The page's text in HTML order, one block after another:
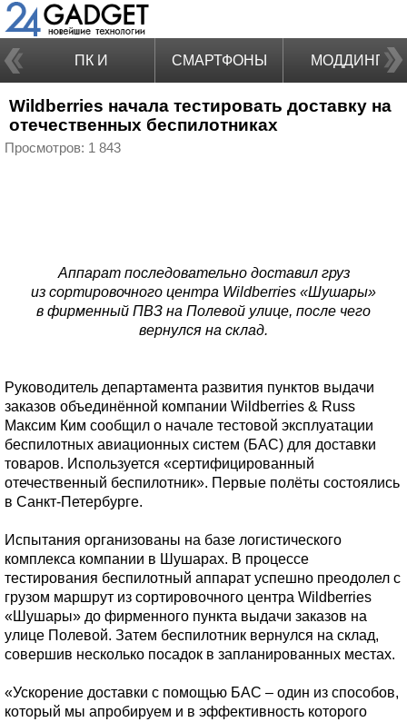
ПК И
НОУТБУКИ
СМАРТФОНЫ МОДДИНГ
Wildberries начала тестировать доставку на
отечественных беспилотниках
Просмотров: 1 843
Аппарат последовательно доставил груз
из сортировочного центра Wildberries «Шушары»
в фирменный ПВЗ на Полевой улице, после чего
вернулся на склад.
Руководитель департамента развития пунктов выдачи
заказов объединённой компании Wildberries & Russ
Максим Ким сообщил о начале тестовой эксплуатации
беспилотных авиационных систем (БАС) для доставки
товаров. Используется «сертифицированный
отечественный беспилотник». Первые полёты состоялись
в Санкт-Петербурге.
Испытания организованы на базе логистического
комплекса компании в Шушарах. В процессе
тестирования беспилотный аппарат успешно преодолел с
грузом маршрут из сортировочного центра Wildberries
«Шушары» до фирменного пункта выдачи заказов на
улице Полевой. Затем беспилотник вернулся на склад,
совершив несколько посадок в запланированных местах.
«Ускорение доставки с помощью БАС – один из способов,
который мы апробируем и в эффективность которого